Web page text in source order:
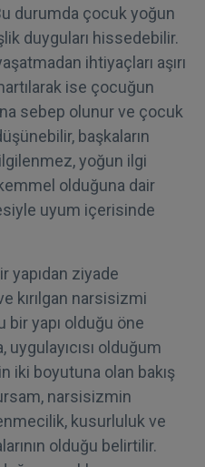
durumda çocuk yoğun
duyguları hissedebilir.
ihtiyaçları aşırı
ise çocuğun
sebep olunur ve çocuk
başkaların
yoğun ilgi
olduğuna dair
uyum içerisinde
yapıdan ziyade
kırılgan narsisizmi
bir yapı olduğu öne
olduğum
iki boyutuna olan bakış
narsisizmin
kusurluluk ve
olduğu belirtilir.